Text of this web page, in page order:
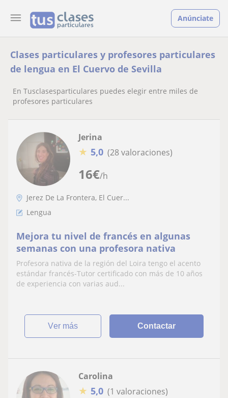
Anúnciate
Clases particulares y profesores particulares
de lengua en El Cuervo de Sevilla
En Tusclasesparticulares puedes elegir entre miles de
profesores particulares
16€/h
Jerina
★ 5,0 (28 valoraciones)
Jerez De La Frontera, El Cuer...
Lengua
Mejora tu nivel de francés en algunas
semanas con una profesora nativa
Profesora nativa de la región del Loira tengo el acento
estándar francés-Tutor certificado con más de 10 años
de experiencia con varias aud...
ver más Contactar
Carolina
★ 5,0 (1 valoraciones)